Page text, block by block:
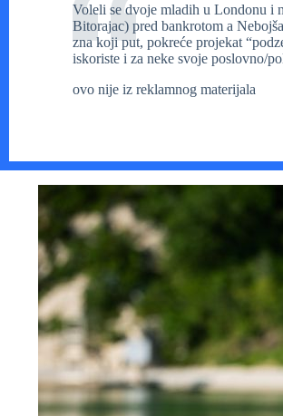
Voleli se dvoje mladih u Londonu i
Bitorajac) pred bankrotom a
zna koji put, pokreće projekat
iskoriste i za neke svoje poslovno/
ovo nije iz reklamnog materijala